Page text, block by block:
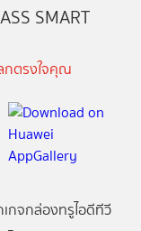
SMART
กตรงใจคุณ
กจกล่องทรูไอดีทีวี